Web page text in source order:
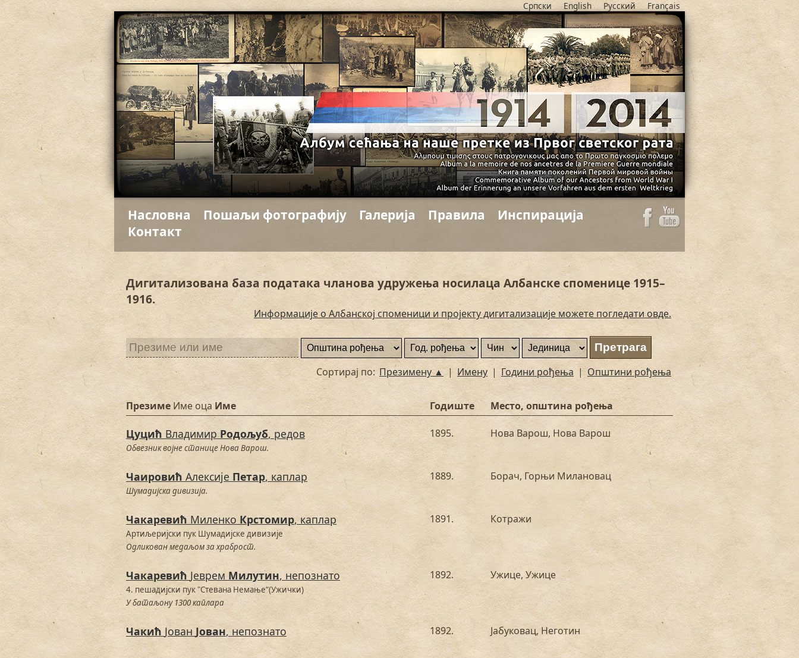
Српски English Русский Français
Насловна Пошаљи фотографију Галерија Правила
Инспирација
Контакт
Дигитализована база података чланова удружења носилаца Албанске споменице 1915–
1916.
Информације о Албанској споменици и пројекту дигитализације можете погледати овде.
Сортирај по: Презимену ▲| Имену | Години рођења | Општини рођења
Презиме Име оца Име Годиште Место, општина рођења
Цуцић ВладимирРодољуб, редов
Обвезник војне станице Нова Варош.
1895. Нова Варош, Нова Варош
Чаировић Алексије Петар, каплар
Шумадијска дивизија.
1889. Борач, Горњи Милановац
Чакаревић Миленко Крстомир, каплар
Артиљеријски пук Шумадијске дивизије
Одликован медаљом за храброст.
1891. Котражи
Чакаревић Јеврем Милутин, непознато
4. пешадијски пук "Стевана Немање“(Ужички)
У батаљону 1300 каплара
1892. Ужице, Ужице
Чакић Јован Јован, непознато 1892. Јабуковац, Неготин